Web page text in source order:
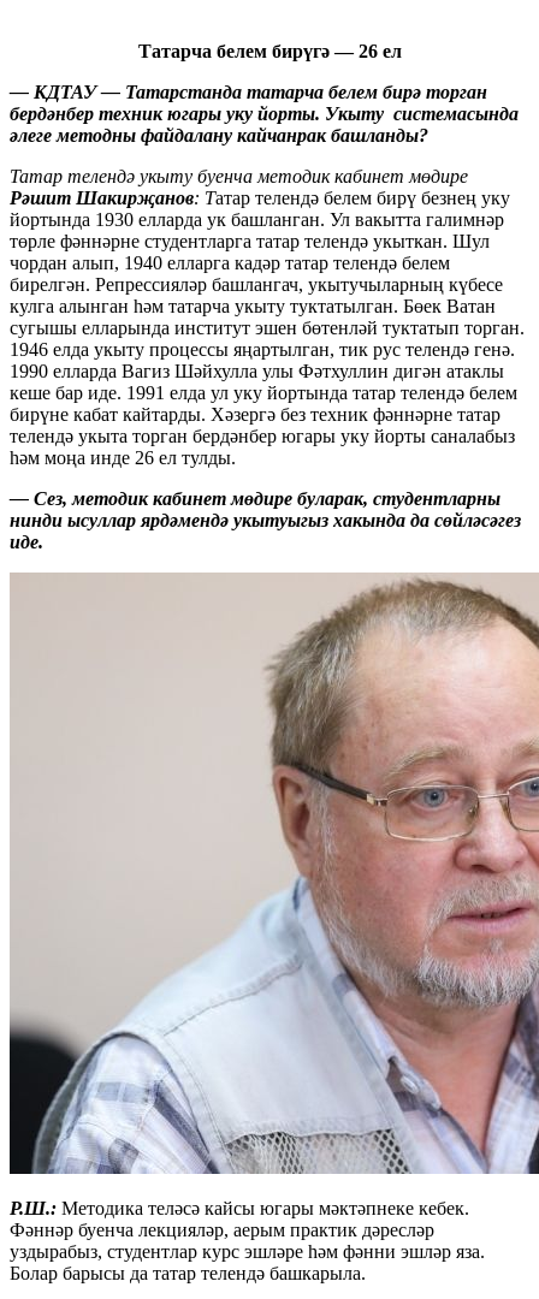
Татарча белем бирүгә — 26 ел
— КДТАУ — Татарстанда татарча белем бирә торган
бердәнбер техник югары уку йорты. Укыту системасында
әлеге методны файдалану кайчанрак башланды?
Татар телендә укыту буенча методик кабинет мөдире
Рәшит Шакирҗанов: Татар телендә белем бирү безнең уку
йортында 1930 елларда ук башланган. Ул вакытта галимнәр
төрле фәннәрне студентларга татар телендә укыткан. Шул
чордан алып, 1940 елларга кадәр татар телендә белем
бирелгән. Репрессияләр башлангач, укытучыларның күбесе
кулга алынган һәм татарча укыту туктатылган. Бөек Ватан
сугышы елларында институт эшен бөтенләй туктатып торган.
1946 елда укыту процессы яңартылган, тик рус телендә генә.
1990 елларда Вагиз Шәйхулла улы Фәтхуллин дигән атаклы
кеше бар иде. 1991 елда ул уку йортында татар телендә белем
бирүне кабат кайтарды. Хәзергә без техник фәннәрне татар
телендә укыта торган бердәнбер югары уку йорты саналабыз
һәм моңа инде 26 ел тулды.
— Сез, методик кабинет мөдире буларак, студентларны
нинди ысуллар ярдәмендә укытуыгыз хакында да сөйләсәгез
иде.
Р.Ш.: Методика теләсә кайсы югары мәктәпнеке кебек.
Фәннәр буенча лекцияләр, аерым практик дәресләр
уздырабыз, студентлар курс эшләре һәм фәнни эшләр яза.
Болар барысы да татар телендә башкарыла.